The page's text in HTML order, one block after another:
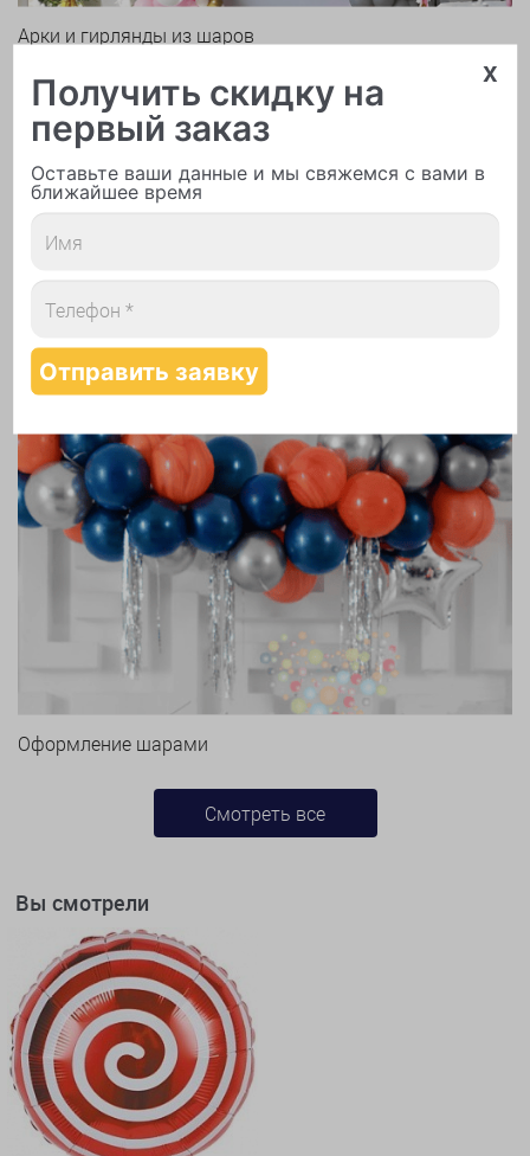
Арки и гирлянды из шаров
Надутие шаров гелием
Оформление шарами
Смотреть все
Вы смотрели
x
Получить скидку на
первый заказ
Оставьте ваши данные и мы свяжемся с вами в
ближайшее время